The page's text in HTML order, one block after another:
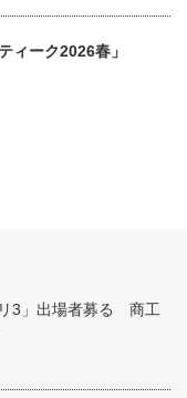
ィーク2026春」
3」出場者募る 商工